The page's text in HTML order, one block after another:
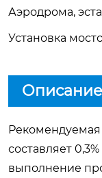
Аэродрома,
Установка
составляет
выполнение